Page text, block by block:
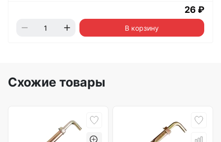
26 ₽
В корзину
Схожие товары